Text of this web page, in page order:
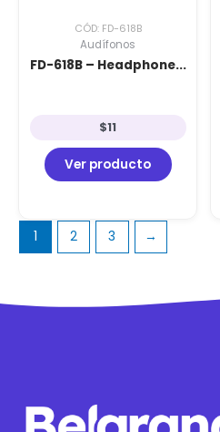
CÓD: FD-618B
Audífonos
FD-618B – Headphone...
$11
Ver producto
1 2 3 →